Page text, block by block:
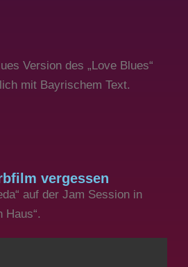
Version des „Love Blues“
mit Bayrischem Text.
vergessen
auf der Jam Session in
Haus“.